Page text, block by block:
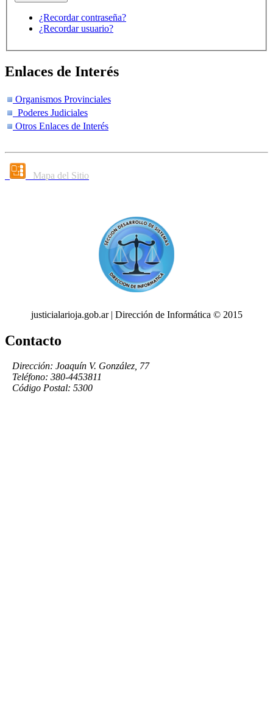
¿Recordar contraseña?
¿Recordar usuario?
Enlaces de Interés
Organismos Provinciales
Poderes Judiciales
Otros Enlaces de Interés
Mapa del Sitio
justicialarioja.gob.ar | Dirección de Informática © 2015
Contacto
Dirección: Joaquín V. González, 77
Teléfono: 380-4453811
Código Postal: 5300